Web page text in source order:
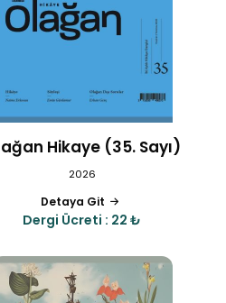
Hikaye (35. Sayı)
2026
Detaya Git
Dergi Ücreti : 22 ₺